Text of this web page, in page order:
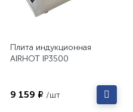
Плита индукционная
AIRHOT IP3500
9 159 ₽ /шт